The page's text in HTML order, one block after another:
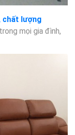
chất lượng
mọi gia đình,